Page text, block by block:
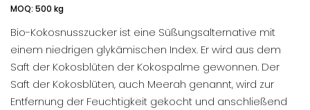
MOQ: 500 kg
Bio-Kokosnusszucker ist eine Süßungsalternative mit
einem niedrigen glykämischen Index. Er wird aus dem
Saft der Kokosblüten der Kokospalme gewonnen. Der
Saft der Kokosblüten, auch Meerah genannt, wird zur
Entfernung der Feuchtigkeit gekocht und anschließend